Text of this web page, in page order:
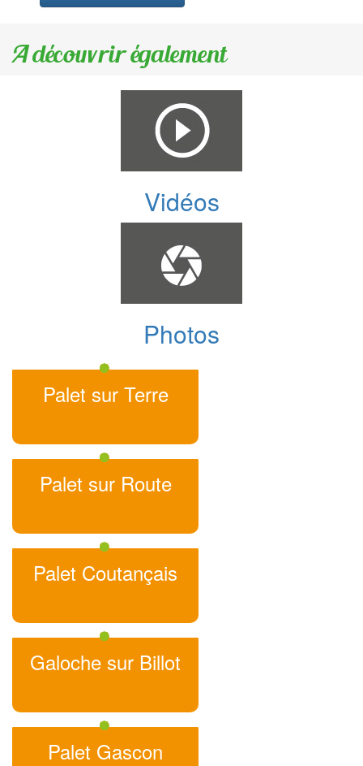
A découvrir également
Vidéos
Photos
Palet sur Terre
Palet sur Route
Palet Coutançais
Galoche sur Billot
Palet Gascon